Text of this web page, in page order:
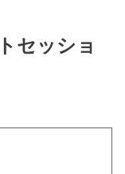
セッショ